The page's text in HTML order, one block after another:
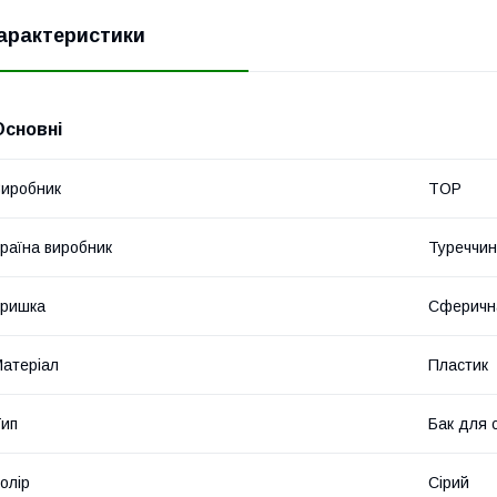
TOP
виробник
Пластик
Бак для
Сірий